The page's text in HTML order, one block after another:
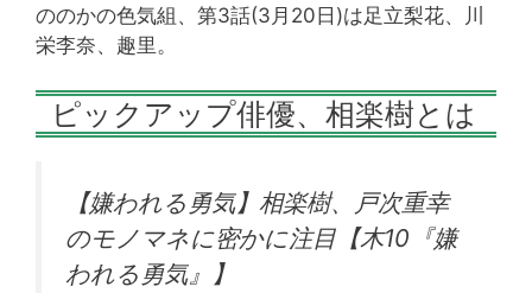
ののかの色気組、第3話(3月20日)は足立梨花、川
栄李奈、趣里。
ピックアップ俳優、相楽樹とは
【嫌われる勇気】相楽樹、戸次重幸
のモノマネに密かに注目【木10『嫌
われる勇気』】